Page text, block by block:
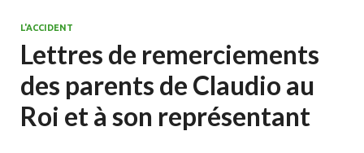
L'ACCIDENT
Lettres de remerciements
des parents de Claudio au
Roi et à son représentant